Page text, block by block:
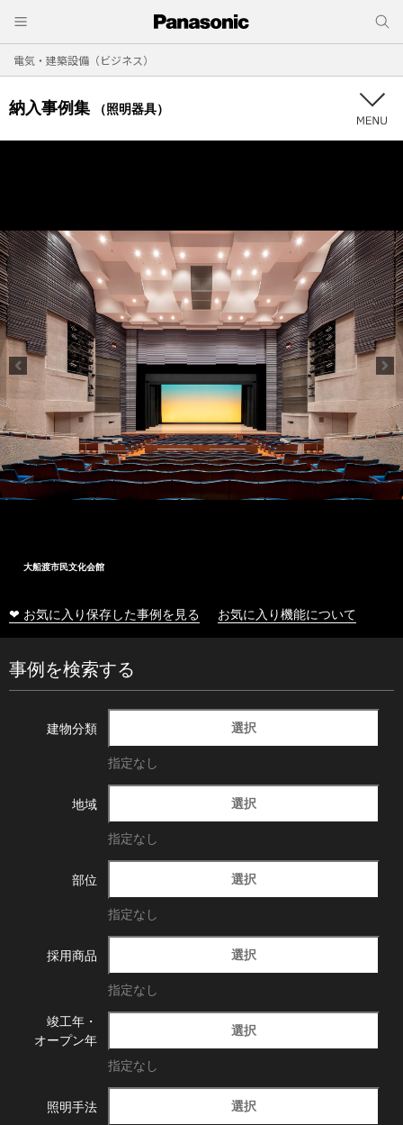
電気・建築設備（ビジネス）
納入事例集 （照明器具）
大船渡市民文化会館
❤ お気に入り保存した事例を見る お気に入り機能について
事例を検索する
建物分類 選択
指定なし
地域 選択
指定なし
部位 選択
指定なし
採用商品 選択
指定なし
竣工年・
オープン年
選択
指定なし
照明手法 選択